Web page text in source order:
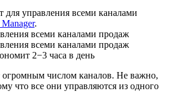
управления всеми каналами
.
2−3 часа в день
числом каналов. Не важно,
что все они управляются из одного